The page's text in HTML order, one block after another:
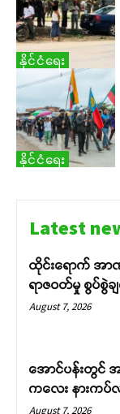
နိုင်ငံရေး
နိုင်ငံရေး
Latest
ထိုင်းရောက် အာ
ရာဇဝတ်မှု စွပ်စွဲချ
August 7, 2026
အောင်ပန်းတွင်
ကလေး နားကပ်လု
August 7, 2026